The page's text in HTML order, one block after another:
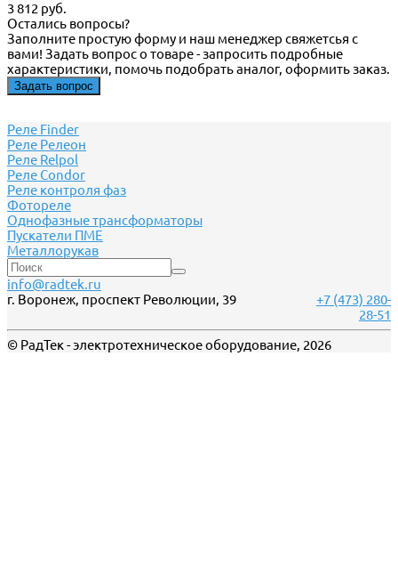
3 812 руб.
Остались вопросы?
Заполните простую форму и наш менеджер свяжетсья с
вами! Задать вопрос о товаре - запросить подробные
характеристики, помочь подобрать аналог, оформить заказ.
Задать вопрос
Реле Finder
Реле Релеон
Реле Relpol
Реле Сondor
Реле контроля фаз
Фотореле
Однофазные трансформаторы
Пускатели ПМЕ
Металлорукав
info@radtek.ru
г. Воронеж, проспект Революции, 39
+7 (473) 280-
28-51
© РадТек - электротехническое оборудование, 2026